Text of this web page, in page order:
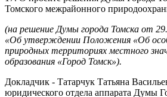
Томского межрайонного
(на решение Думы города Томска от
«Об утверждении Положения «Об
природных территориях местного
образования «Город Томск»).
Докладчик - Татарчук Татьяна
юридического отдела аппарата Думы